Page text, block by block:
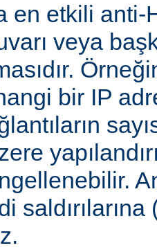
en etkili anti-
veya
bir IP